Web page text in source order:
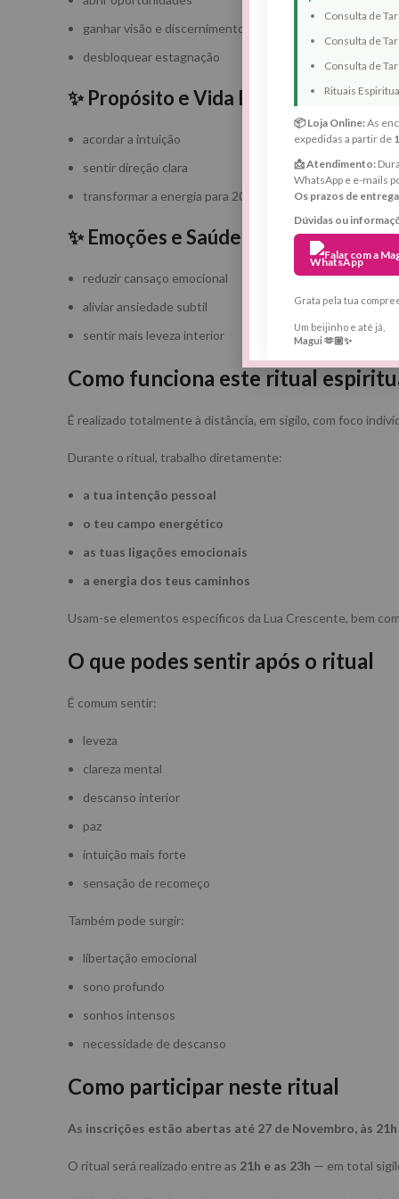
ganhar visão e discernimento
desbloquear estagnação
✨ Propósito e Vida Espiritual
acordar a intuição
sentir direção clara
transformar a energia para 2026
✨ Emoções e Saúde Energética
reduzir cansaço emocional
aliviar ansiedade subtil
sentir mais leveza interior
Como funciona este ritual
É realizado totalmente à distância, em sigilo, com foco
Durante o ritual, trabalho diretamente:
a tua intenção pessoal
o teu campo energético
as tuas ligações emocionais
a energia dos teus caminhos
Usam-se elementos específicos da Lua Crescente, bem
O que podes sentir após o ritual
É comum sentir:
leveza
clareza mental
descanso interior
paz
intuição mais forte
sensação de recomeço
Também pode surgir:
libertação emocional
sono profundo
sonhos intensos
necessidade de descanso
Como participar neste ritual
As inscrições estão abertas até 27 de Novembro, às
O ritual será realizado entre as 21h e as 23h — em total
Consulta de
Consulta de
Consulta de
Rituais
📦 Loja Online:As
expedidas a partir de
📩 Atendimento:
WhatsApp e e-mails
Os prazos de
Dúvidas ou
Falar com a
Grata pela tua
Um beijinho e até já,
Magui 🫶🏼✨